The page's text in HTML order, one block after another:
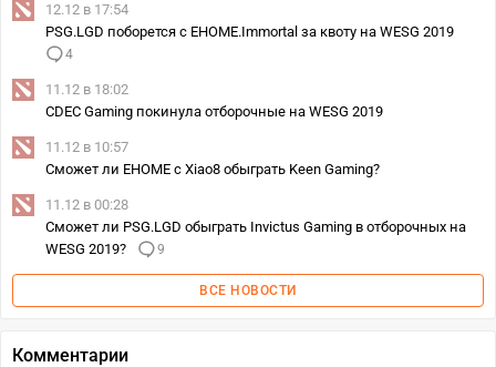
12.12 в 17:54
PSG.LGD поборется с EHOME.Immortal за квоту на WESG 2019
4
11.12 в 18:02
CDEC Gaming покинула отборочные на WESG 2019
11.12 в 10:57
Сможет ли EHOME с Xiao8 обыграть Keen Gaming?
11.12 в 00:28
Сможет ли PSG.LGD обыграть Invictus Gaming в отборочных на
WESG 2019?
9
ВСЕ НОВОСТИ
Комментарии